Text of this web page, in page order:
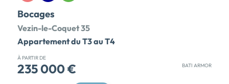
Bocages
Vezin-le-Coquet 35
Appartement du T3 au T4
À PARTIR DE
235 000 € BATI ARMOR